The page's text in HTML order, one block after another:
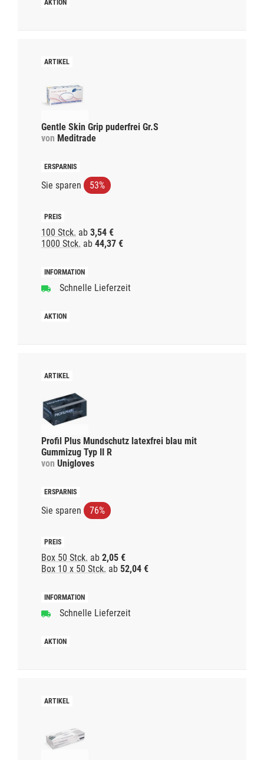
Gentle Skin Grip puderfrei Gr.S
von Meditrade
Sie sparen 53%
100 Stck. ab 3,54 €
1000 Stck. ab 44,37 €
Schnelle Lieferzeit
Profil Plus Mundschutz latexfrei blau mit
Gummizug Typ II R
von Unigloves
Sie sparen 76%
Box 50 Stck. ab 2,05 €
Box 10 x 50 Stck. ab 52,04 €
Schnelle Lieferzeit